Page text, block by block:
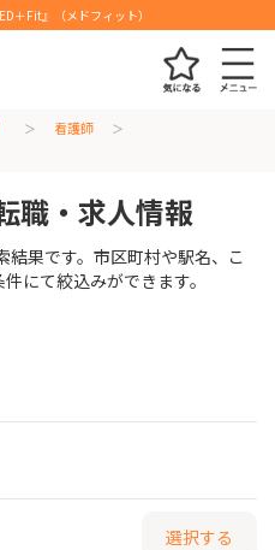
＋Fit』（メドフィット）
看護師
職・求人情報
結果です。市区町村や駅名、こ
にて絞込みができます。
選択する